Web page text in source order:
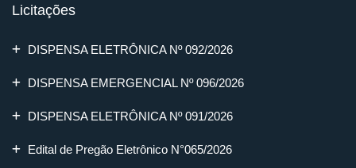
Licitações
DISPENSA ELETRÔNICA Nº 092/2026
DISPENSA EMERGENCIAL Nº 096/2026
DISPENSA ELETRÔNICA Nº 091/2026
Edital de Pregão Eletrônico N°065/2026